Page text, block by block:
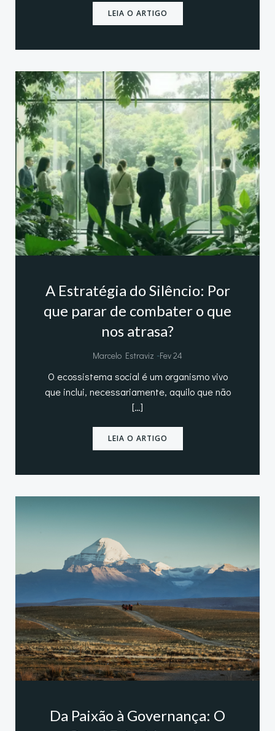
LEIA O ARTIGO
A Estratégia do Silêncio: Por
que parar de combater o que
nos atrasa?
Marcelo Estraviz -Fev 24
O ecossistema social é um organismo vivo
que inclui, necessariamente, aquilo que não
[…]
LEIA O ARTIGO
Da Paixão à Governança: O